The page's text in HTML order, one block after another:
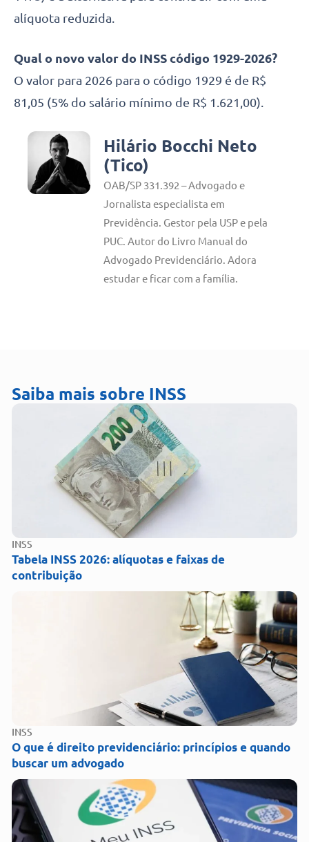
alíquota reduzida.
Qual o novo valor do INSS código 1929-2026?
O valor para 2026 para o código 1929 é de R$
81,05 (5% do salário mínimo de R$ 1.621,00).
Hilário Bocchi Neto
(Tico)
OAB/SP 331.392 – Advogado e
Jornalista especialista em
Previdência. Gestor pela USP e pela
PUC. Autor do Livro Manual do
Advogado Previdenciário. Adora
estudar e ficar com a família.
Saiba mais sobre INSS
INSS
Tabela INSS 2026: alíquotas e faixas de
contribuição
INSS
O que é direito previdenciário: princípios e quando
buscar um advogado